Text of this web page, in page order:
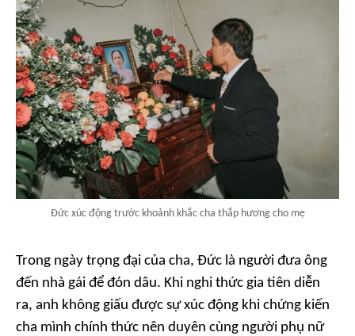
Đức xúc động trước khoảnh khắc cha thắp hương cho mẹ
Trong ngày trọng đại của cha, Đức là người đưa ông
đến nhà gái để đón dâu. Khi nghi thức gia tiên diễn
ra, anh không giấu được sự xúc động khi chứng kiến
cha mình chính thức nên duyên cùng người phụ nữ